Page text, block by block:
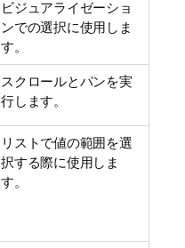
ビジュアライゼーショ
ンでの選択に使用しま
す。
スクロールとパンを実
行します。
リストで値の範囲を選
択する際に使用しま
す。